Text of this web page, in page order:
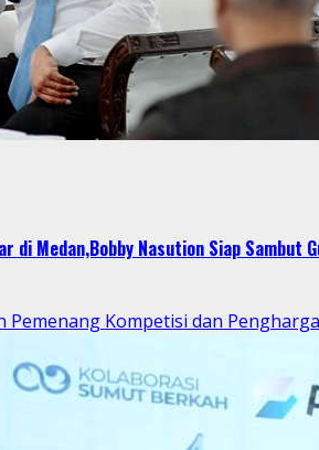
di Medan,Bobby Nasution Siap
Pemenang Kompetisi dan